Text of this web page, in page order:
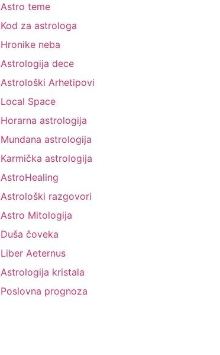
Astro teme
Kod za astrologa
Hronike neba
Astrologija dece
Astrološki Arhetipovi
Local Space
Horarna astrologija
Mundana astrologija
Karmička astrologija
AstroHealing
Astrološki razgovori
Astro Mitologija
Duša čoveka
Liber Aeternus
Astrologija kristala
Poslovna prognoza